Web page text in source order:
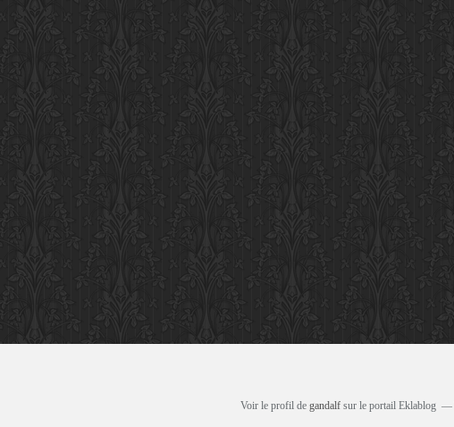
Voir le profil de gandalf sur le portail Eklablog